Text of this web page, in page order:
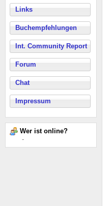
Links
Buchempfehlungen
Int. Community Report
Forum
Chat
Impressum
Wer ist online?
-